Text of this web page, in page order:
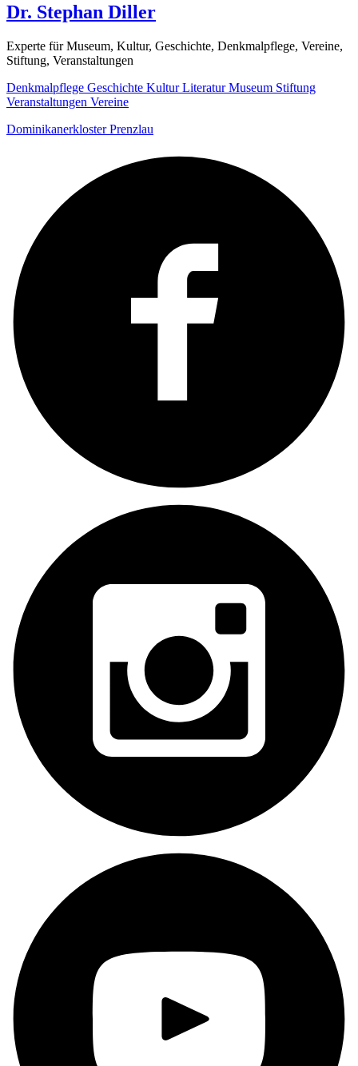
Dr. Stephan Diller
Experte für Museum, Kultur, Geschichte, Denkmalpflege, Vereine,
Stiftung, Veranstaltungen
Denkmalpflege Geschichte KulturLiteraturMuseum Stiftung
Veranstaltungen Vereine
Dominikanerkloster Prenzlau